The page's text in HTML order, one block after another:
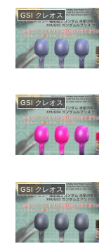
GSI クレオス
GSI クレオス
GSI クレオス